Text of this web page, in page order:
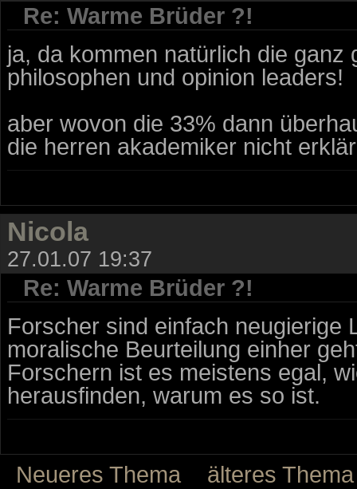
Re: Warme Brüder ?!
ja, da kommen natürlich die
philosophen und opinion leaders!
aber wovon die 33% dann
die herren akademiker nicht
Nicola
27.01.07 19:37
Re: Warme Brüder ?!
Forscher sind einfach neugierige
moralische Beurteilung einher
Forschern ist es meistens egal,
herausfinden, warum es so ist.
Neueres Thema älteres Thema